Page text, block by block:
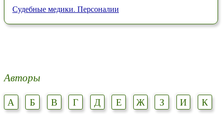
Судебные медики. Персоналии
Авторы
А Б В Г Д Е Ж З И
К